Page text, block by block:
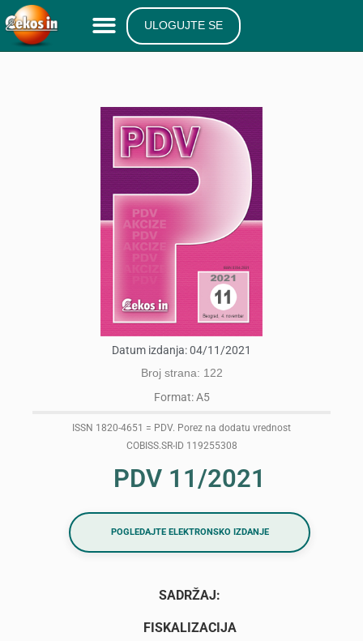
ULOGUJTE SE
Datum izdanja:04/11/2021
Broj strana: 122
Format: A5
ISSN 1820-4651 = PDV. Porez na dodatu vrednost
COBISS.SR-ID 119255308
PDV 11/2021
POGLEDAJTE ELEKTRONSKO IZDANJE
SADRŽAJ:
FISKALIZACIJA